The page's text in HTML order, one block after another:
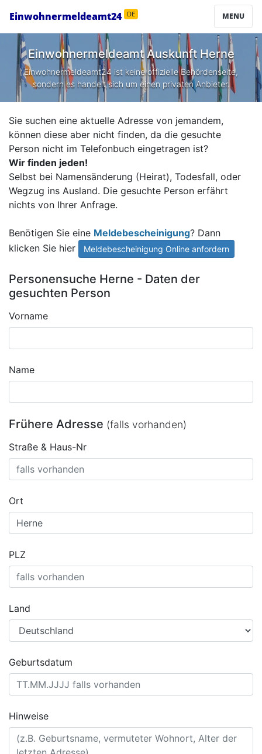
Einwohnermeldeamt24 DE MENU
Einwohnermeldeamt AuskunftHerne
Einwohnermeldeamt24 ist keine offizielle Behördenseite,
sondern es handelt sich um einen privaten Anbieter.
Sie suchen eine aktuelle Adresse von jemandem,
können diese aber nicht finden, da die gesuchte
Person nicht im Telefonbuch eingetragen ist?
Wir finden jeden!
Selbst bei Namensänderung (Heirat), Todesfall, oder
Wegzug ins Ausland. Die gesuchte Person erfährt
nichts von Ihrer Anfrage.
Benötigen Sie eine Meldebescheinigung? Dann
klicken Sie hier
Meldebescheinigung Online anfordern
Personensuche Herne - Daten der
gesuchten Person
Vorname
Name
Frühere Adresse (falls vorhanden)
Straße & Haus-Nr
Ort
PLZ
Land
Geburtsdatum
Hinweise